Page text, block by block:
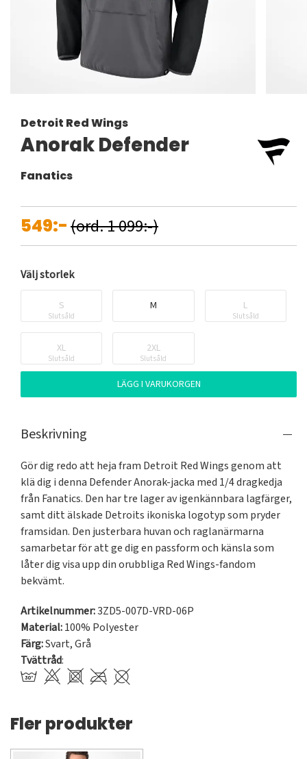
Detroit Red Wings
Anorak Defender
Fanatics
549:-(ord. 1 099:-)
Välj storlek
S
Slutsåld
M L
Slutsåld
XL
Slutsåld
2XL
Slutsåld
LÄGG I VARUKORGEN
Beskrivning
Gör dig redo att heja fram Detroit Red Wings genom att
klä dig i denna Defender Anorak-jacka med 1/4 dragkedja
från Fanatics. Den har tre lager av igenkännbara lagfärger,
samt ditt älskade Detroits ikoniska logotyp som pryder
framsidan. Den justerbara huvan och raglanärmarna
samarbetar för att ge dig en passform och känsla som
låter dig visa upp din orubbliga Red Wings-fandom
bekvämt.
Artikelnummer:3ZD5-007D-VRD-06P
Material:100% Polyester
Färg:Svart,Grå
Tvättråd:
Fler produkter